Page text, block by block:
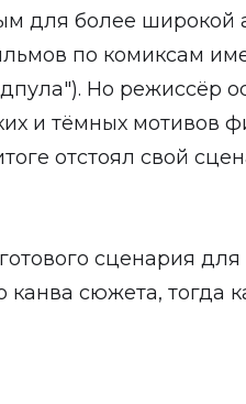
для более широкой
по комиксам
Но режиссёр
и тёмных мотивов
отстоял свой
сценария
сюжета, тогда